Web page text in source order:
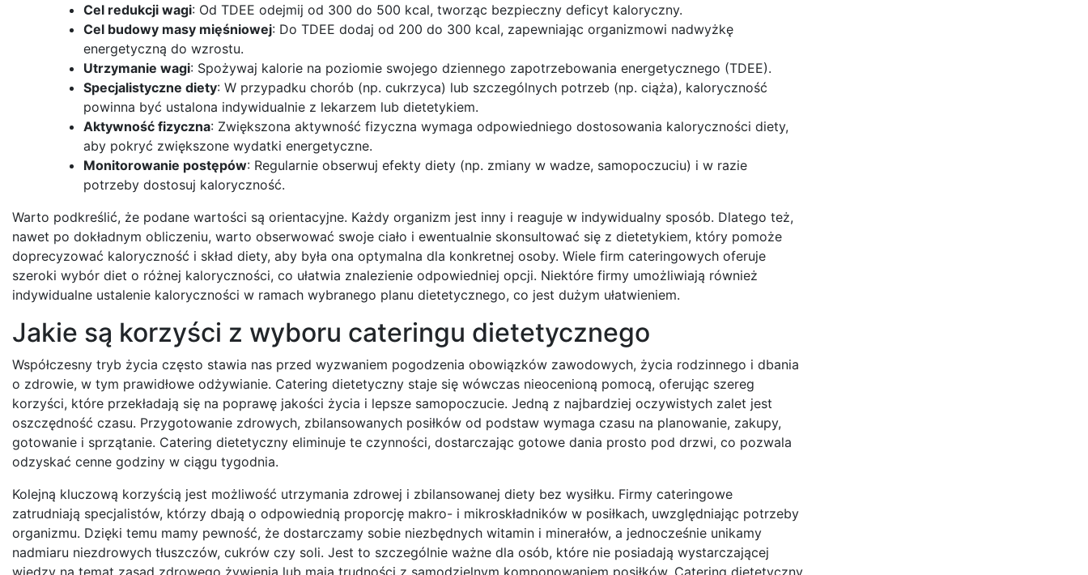
Cel redukcji wagi: Od TDEE odejmij od 300 do 500 kcal, tworząc bezpieczny deficyt kaloryczny.
Cel budowy masy mięśniowej: Do TDEE dodaj od 200 do 300 kcal, zapewniając organizmowi nadwyżkę
energetyczną do wzrostu.
Utrzymanie wagi: Spożywaj kalorie na poziomie swojego dziennego zapotrzebowania energetycznego (TDEE).
Specjalistyczne diety: W przypadku chorób (np. cukrzyca) lub szczególnych potrzeb (np. ciąża), kaloryczność
powinna być ustalona indywidualnie z lekarzem lub dietetykiem.
Aktywność fizyczna: Zwiększona aktywność fizyczna wymaga odpowiedniego dostosowania kaloryczności diety,
aby pokryć zwiększone wydatki energetyczne.
Monitorowanie postępów: Regularnie obserwuj efekty diety (np. zmiany w wadze, samopoczuciu) i w razie
potrzeby dostosuj kaloryczność.
Warto podkreślić, że podane wartości są orientacyjne. Każdy organizm jest inny i reaguje w indywidualny sposób. Dlatego też,
nawet po dokładnym obliczeniu, warto obserwować swoje ciało i ewentualnie skonsultować się z dietetykiem, który pomoże
doprecyzować kaloryczność i skład diety, aby była ona optymalna dla konkretnej osoby. Wiele firm cateringowych oferuje
szeroki wybór diet o różnej kaloryczności, co ułatwia znalezienie odpowiedniej opcji. Niektóre firmy umożliwiają również
indywidualne ustalenie kaloryczności w ramach wybranego planu dietetycznego, co jest dużym ułatwieniem.
Jakie są korzyści z wyboru cateringu dietetycznego
Współczesny tryb życia często stawia nas przed wyzwaniem pogodzenia obowiązków zawodowych, życia rodzinnego i dbania
o zdrowie, w tym prawidłowe odżywianie. Catering dietetyczny staje się wówczas nieocenioną pomocą, oferując szereg
korzyści, które przekładają się na poprawę jakości życia i lepsze samopoczucie. Jedną z najbardziej oczywistych zalet jest
oszczędność czasu. Przygotowanie zdrowych, zbilansowanych posiłków od podstaw wymaga czasu na planowanie, zakupy,
gotowanie i sprzątanie. Catering dietetyczny eliminuje te czynności, dostarczając gotowe dania prosto pod drzwi, co pozwala
odzyskać cenne godziny w ciągu tygodnia.
Kolejną kluczową korzyścią jest możliwość utrzymania zdrowej i zbilansowanej diety bez wysiłku. Firmy cateringowe
zatrudniają specjalistów, którzy dbają o odpowiednią proporcję makro- i mikroskładników w posiłkach, uwzględniając potrzeby
organizmu. Dzięki temu mamy pewność, że dostarczamy sobie niezbędnych witamin i minerałów, a jednocześnie unikamy
nadmiaru niezdrowych tłuszczów, cukrów czy soli. Jest to szczególnie ważne dla osób, które nie posiadają wystarczającej
wiedzy na temat zasad zdrowego żywienia lub mają trudności z samodzielnym komponowaniem posiłków. Catering dietetyczny